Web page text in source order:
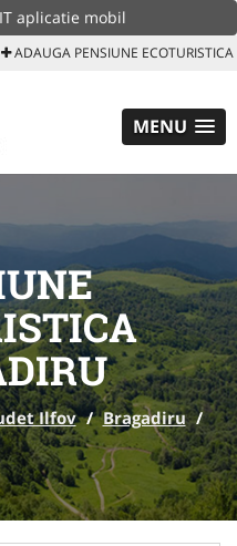
aplicatie mobil
ADAUGA PENSIUNE ECOTURISTICA
MENU
Ilfov / Bragadiru /